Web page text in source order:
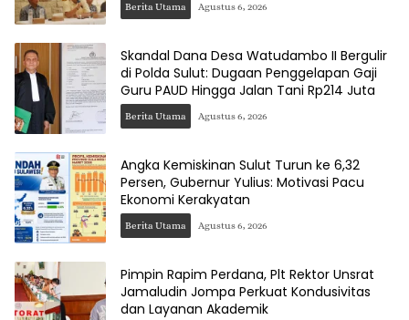
Berita Utama Agustus 6, 2026
Skandal Dana Desa Watudambo II Bergulir
di Polda Sulut: Dugaan Penggelapan Gaji
Guru PAUD Hingga Jalan Tani Rp214 Juta
Berita Utama Agustus 6, 2026
Angka Kemiskinan Sulut Turun ke 6,32
Persen, Gubernur Yulius: Motivasi Pacu
Ekonomi Kerakyatan
Berita Utama Agustus 6, 2026
Pimpin Rapim Perdana, Plt Rektor Unsrat
Jamaludin Jompa Perkuat Kondusivitas
dan Layanan Akademik